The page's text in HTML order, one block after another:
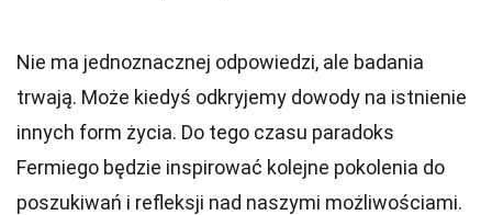
Nie ma jednoznacznej odpowiedzi, ale badania
trwają. Może kiedyś odkryjemy dowody na istnienie
innych form życia. Do tego czasu paradoks
Fermiego będzie inspirować kolejne pokolenia do
poszukiwań i refleksji nad naszymi możliwościami.